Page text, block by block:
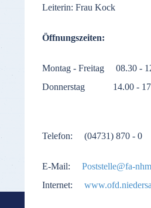
Leiterin: Frau Kock
Öffnungszeiten:
Montag - Freitag 08.30 -
Donnerstag 14.00 -
Telefon: (04731) 870 - 0
E-Mail: Poststelle@fa-
Internet: